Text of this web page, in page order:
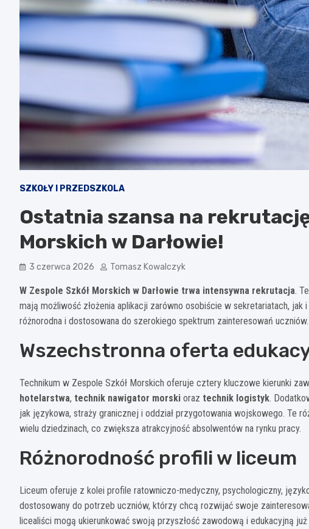
SZKOŁY I PRZEDSZKOLA
Ostatnia szansa na rekrutację
Morskich w Darłowie!
3 czerwca 2026 Tomasz Kowalczyk
W Zespole Szkół Morskich w Darłowie trwa intensywna rekrutacja.
mają możliwość złożenia aplikacji zarówno osobiście w sekretariatach,
różnorodna i dostosowana do szerokiego spektrum zainteresowań uczniów.
Wszechstronna oferta
Technikum w Zespole Szkół Morskich oferuje cztery kluczowe kierunki
hotelarstwa, technik nawigator morski oraz technik logistyk.
jak językowa, straży granicznej i oddział przygotowania wojskowego. Te
wielu dziedzinach, co zwiększa atrakcyjność absolwentów na rynku pracy.
Różnorodność profili w liceum
Liceum oferuje z kolei profile ratowniczo-medyczny, psychologiczny,
dostosowany do potrzeb uczniów, którzy chcą rozwijać swoje
licealiści mogą ukierunkować swoją przyszłość zawodową i edukacyjną już